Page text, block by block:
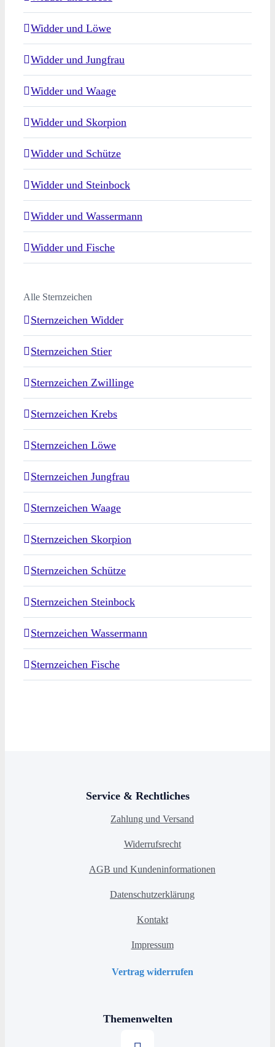
Widder und Löwe
Widder und Jungfrau
Widder und Waage
Widder und Skorpion
Widder und Schütze
Widder und Steinbock
Widder und Wassermann
Widder und Fische
Alle Sternzeichen
Sternzeichen Widder
Sternzeichen Stier
Sternzeichen Zwillinge
Sternzeichen Krebs
Sternzeichen Löwe
Sternzeichen Jungfrau
Sternzeichen Waage
Sternzeichen Skorpion
Sternzeichen Schütze
Sternzeichen Steinbock
Sternzeichen Wassermann
Sternzeichen Fische
Service & Rechtliches
Zahlung und Versand
Widerrufsrecht
AGB und Kundeninformationen
Datenschutzerklärung
Kontakt
Impressum
Vertrag widerrufen
Themenwelten